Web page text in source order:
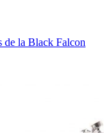
de la Black Falcon